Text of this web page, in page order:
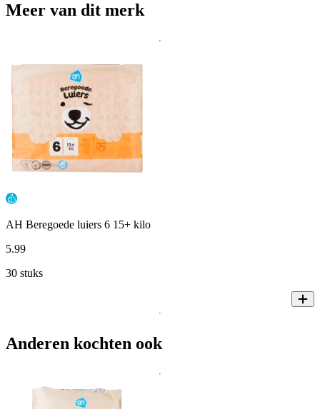
Meer van dit merk
AH Beregoede luiers 6 15+ kilo
5.99
30 stuks
Anderen kochten ook